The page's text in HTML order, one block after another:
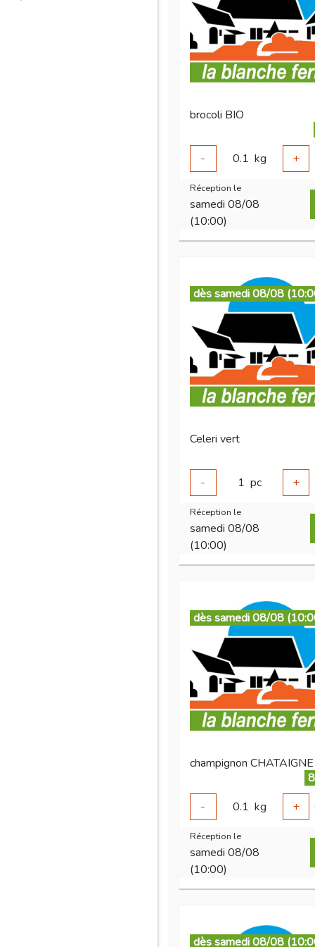
brocoli BIO
- 0.1 kg +
Réception le
samedi 08/08
(10:00)
dès samedi 08/08
Celeri vert
- 1 pc +
Réception le
samedi 08/08
(10:00)
dès samedi 08/08
-
0.1 kg +
Réception le
samedi 08/08
(10:00)
dès samedi 08/08